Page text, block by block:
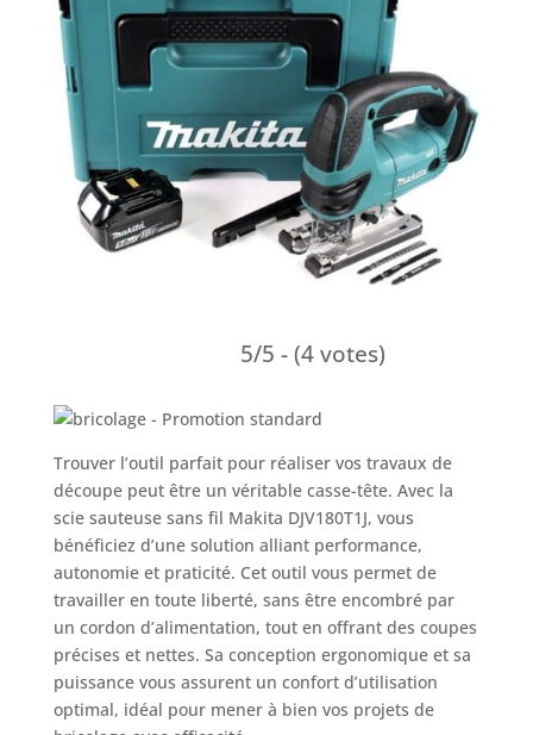
5/5 - (4 votes)
Trouver l’outil parfait pour réaliser vos travaux de
découpe peut être un véritable casse-tête. Avec la
scie sauteuse sans fil Makita DJV180T1J, vous
bénéficiez d’une solution alliant performance,
autonomie et praticité. Cet outil vous permet de
travailler en toute liberté, sans être encombré par
un cordon d’alimentation, tout en offrant des coupes
précises et nettes. Sa conception ergonomique et sa
puissance vous assurent un confort d’utilisation
optimal, idéal pour mener à bien vos projets de